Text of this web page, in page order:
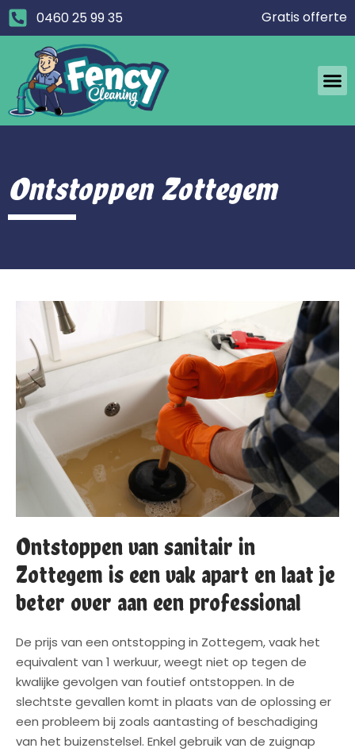
0460 25 99 35 Gratis offerte
Ontstoppen Zottegem
Ontstoppen van sanitair in
Zottegem is een vak apart en laat je
beter over aan een professional
De prijs van een ontstopping in Zottegem, vaak het
equivalent van 1 werkuur, weegt niet op tegen de
kwalijke gevolgen van foutief ontstoppen. In de
slechtste gevallen komt in plaats van de oplossing er
een probleem bij zoals aantasting of beschadiging
van het buizenstelsel. Enkel gebruik van de zuignap